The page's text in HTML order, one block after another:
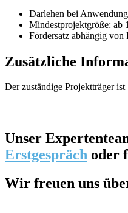
Darlehen bei
Mindestprojektgröße: ab
Fördersatz abhängig
Zusätzliche
Der zuständige Projektträger ist
Unser
Erstgespräch oder
Wir freuen uns